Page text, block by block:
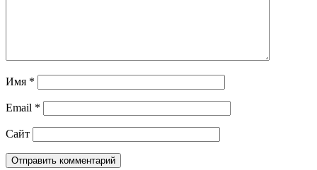
Имя *
Email *
Сайт